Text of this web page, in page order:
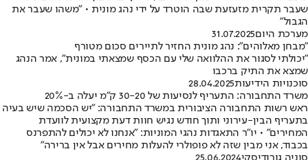
שעבר תקרית מזעזעת שבה הוטרד על ידי נהג מונית • "משהו שעבר את
הגבול"
מערכת היום31.07.2025
"מבחן מאלוהים": נהג מונית החזיר לתיירים סכום מטורף
"יכולתי לסגור את ההלוואה שלי עם הכסף שמצאתי במונית", אמר הנהג
שמצא את התיק ברכבו
סוכנויות הידיעות28.04.2025
משרד התחבורה: התעריף לנסיעות של 30-20 ק"מ יעלה ב-20%
ראש רשות התחבורה הציבורית במשרד התחבורה: "יש הסכמה שיש בעיה
בתעריף הבין-עירוני ותוך חודש נגיש חוות דעת מקצועית לוועדת
המחירים" • יו"ר התאגדות נהגי המוניות: "אנחנו לא יכולים להתפרנס
בכבוד, אני מבין שזה לא פופולרי להעלות מחירים אבל אין ברירה"